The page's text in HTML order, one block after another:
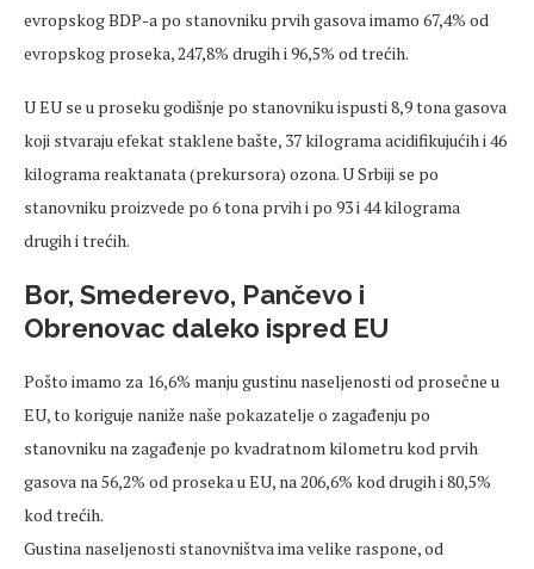
evropskog BDP-a po stanovniku prvih gasova imamo 67,4% od
evropskog proseka, 247,8% drugih i 96,5% od trećih.
U EU se u proseku godišnje po stanovniku ispusti 8,9 tona gasova
koji stvaraju efekat staklene bašte, 37 kilograma acidifikujućih i 46
kilograma reaktanata (prekursora) ozona. U Srbiji se po
stanovniku proizvede po 6 tona prvih i po 93 i 44 kilograma
drugih i trećih.
Bor, Smederevo, Pančevo i
Obrenovac daleko ispred EU
Pošto imamo za 16,6% manju gustinu naseljenosti od prosečne u
EU, to koriguje naniže naše pokazatelje o zagađenju po
stanovniku na zagađenje po kvadratnom kilometru kod prvih
gasova na 56,2% od proseka u EU, na 206,6% kod drugih i 80,5%
kod trećih.
Gustina naseljenosti stanovništva ima velike raspone, od